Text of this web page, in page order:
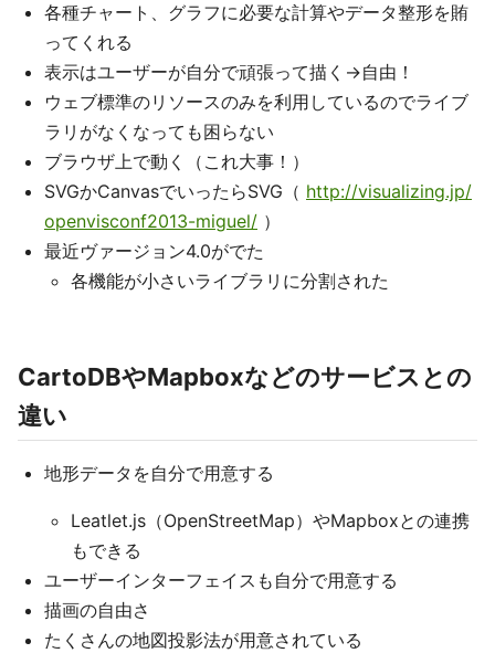
各種チャート、グラフに必要な計算やデータ整形を賄
ってくれる
表示はユーザーが自分で頑張って描く→自由！
ウェブ標準のリソースのみを利用しているのでライブ
ラリがなくなっても困らない
ブラウザ上で動く（これ大事！）
SVGかCanvasでいったらSVG（ http://visualizing.jp/
openvisconf2013-miguel/ ）
最近ヴァージョン4.0がでた
各機能が小さいライブラリに分割された
CartoDBやMapboxなどのサービスとの
違い
地形データを自分で用意する
Leatlet.js（OpenStreetMap）やMapboxとの連携
もできる
ユーザーインターフェイスも自分で用意する
描画の自由さ
たくさんの地図投影法が用意されている